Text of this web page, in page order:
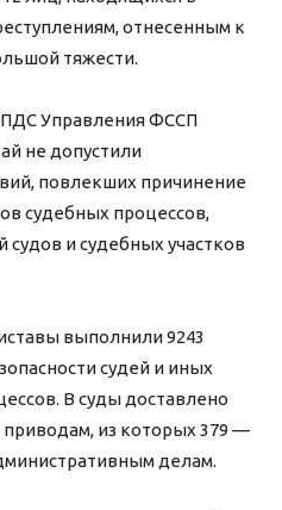
отнесенным к
тяжести.
Управления ФССП
не допустили
повлекших причинение
судебных процессов,
судов и судебных участков
выполнили 9243
судей и иных
В суды доставлено
из которых 379 —
делам.